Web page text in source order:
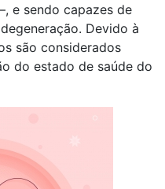
e sendo capazes de
Devido à
são considerados
do estado de saúde do